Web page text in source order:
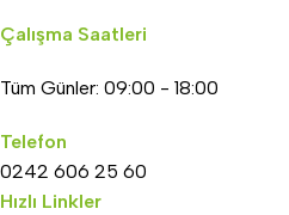
Çalışma Saatleri
Tüm Günler: 09:00 - 18:00
Telefon
0242 606 25 60
Hızlı Linkler